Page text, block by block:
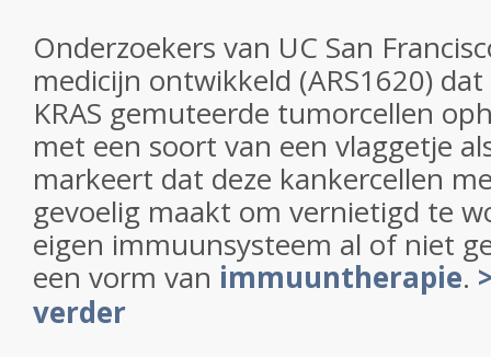
Onderzoekers van UC San
medicijn ontwikkeld (ARS1620)
KRAS gemuteerde tumorcellen
met een soort van een vlaggetje
markeert dat deze kankercellen
gevoelig maakt om vernietigd te
eigen immuunsysteem al of niet
een vorm van immuuntherapie.
verder